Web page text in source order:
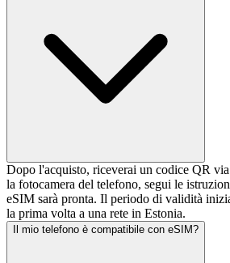
Dopo l'acquisto, riceverai un codice QR
la fotocamera del telefono, segui le
eSIM sarà pronta. Il periodo di validità
la prima volta a una rete in Estonia.
Il mio telefono è compatibile con eSIM?